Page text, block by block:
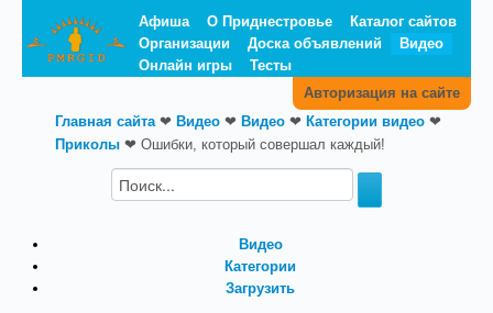
Афиша О Приднестровье
Каталог сайтов
Организации
Доска объявлений
Видео
Онлайн игры
Тесты
Авторизация на сайте
Главная сайта❤ Видео ❤ Видео ❤ Категории видео ❤
Приколы ❤ Ошибки, который совершал каждый!
Видео
Категории
Загрузить